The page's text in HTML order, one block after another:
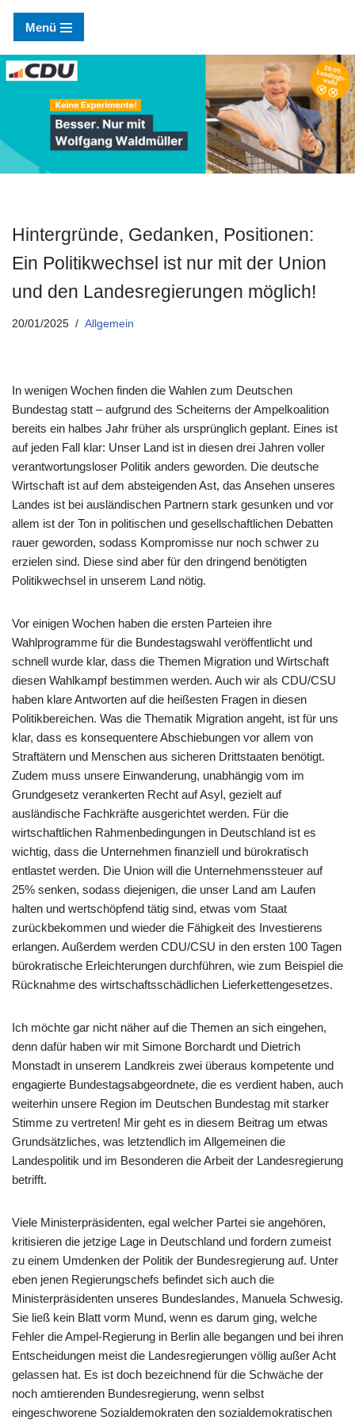
Zum
Inhalt
springen
Menü
Hintergründe, Gedanken, Positionen:
Ein Politikwechsel ist nur mit der Union
und den Landesregierungen möglich!
20/01/2025 Allgemein
In wenigen Wochen finden die Wahlen zum Deutschen
Bundestag statt – aufgrund des Scheiterns der Ampelkoalition
bereits ein halbes Jahr früher als ursprünglich geplant. Eines ist
auf jeden Fall klar: Unser Land ist in diesen drei Jahren voller
verantwortungsloser Politik anders geworden. Die deutsche
Wirtschaft ist auf dem absteigenden Ast, das Ansehen unseres
Landes ist bei ausländischen Partnern stark gesunken und vor
allem ist der Ton in politischen und gesellschaftlichen Debatten
rauer geworden, sodass Kompromisse nur noch schwer zu
erzielen sind. Diese sind aber für den dringend benötigten
Politikwechsel in unserem Land nötig.
Vor einigen Wochen haben die ersten Parteien ihre
Wahlprogramme für die Bundestagswahl veröffentlicht und
schnell wurde klar, dass die Themen Migration und Wirtschaft
diesen Wahlkampf bestimmen werden. Auch wir als CDU/CSU
haben klare Antworten auf die heißesten Fragen in diesen
Politikbereichen. Was die Thematik Migration angeht, ist für uns
klar, dass es konsequentere Abschiebungen vor allem von
Straftätern und Menschen aus sicheren Drittstaaten benötigt.
Zudem muss unsere Einwanderung, unabhängig vom im
Grundgesetz verankerten Recht auf Asyl, gezielt auf
ausländische Fachkräfte ausgerichtet werden. Für die
wirtschaftlichen Rahmenbedingungen in Deutschland ist es
wichtig, dass die Unternehmen finanziell und bürokratisch
entlastet werden. Die Union will die Unternehmenssteuer auf
25% senken, sodass diejenigen, die unser Land am Laufen
halten und wertschöpfend tätig sind, etwas vom Staat
zurückbekommen und wieder die Fähigkeit des Investierens
erlangen. Außerdem werden CDU/CSU in den ersten 100 Tagen
bürokratische Erleichterungen durchführen, wie zum Beispiel die
Rücknahme des wirtschaftsschädlichen Lieferkettengesetzes.
Ich möchte gar nicht näher auf die Themen an sich eingehen,
denn dafür haben wir mit Simone Borchardt und Dietrich
Monstadt in unserem Landkreis zwei überaus kompetente und
engagierte Bundestagsabgeordnete, die es verdient haben, auch
weiterhin unsere Region im Deutschen Bundestag mit starker
Stimme zu vertreten! Mir geht es in diesem Beitrag um etwas
Grundsätzliches, was letztendlich im Allgemeinen die
Landespolitik und im Besonderen die Arbeit der Landesregierung
betrifft.
Viele Ministerpräsidenten, egal welcher Partei sie angehören,
kritisieren die jetzige Lage in Deutschland und fordern zumeist
zu einem Umdenken der Politik der Bundesregierung auf. Unter
eben jenen Regierungschefs befindet sich auch die
Ministerpräsidenten unseres Bundeslandes, Manuela Schwesig.
Sie ließ kein Blatt vorm Mund, wenn es darum ging, welche
Fehler die Ampel-Regierung in Berlin alle begangen und bei ihren
Entscheidungen meist die Landesregierungen völlig außer Acht
gelassen hat. Es ist doch bezeichnend für die Schwäche der
noch amtierenden Bundesregierung, wenn selbst
eingeschworene Sozialdemokraten den sozialdemokratischen